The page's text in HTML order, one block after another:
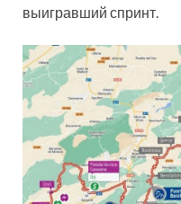
выигравший спринт.